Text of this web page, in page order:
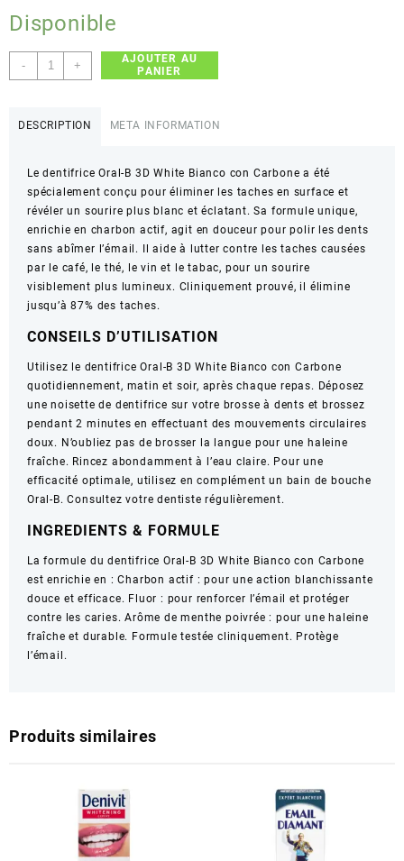
Disponible
-
quantité
de
White
Bianco
con
Carbone
–
Élimine
les
taches
+
AJOUTER AU
PANIER
DESCRIPTION META INFORMATION
Le dentifrice Oral-B 3D White Bianco con Carbone a été
spécialement conçu pour éliminer les taches en surface et
révéler un sourire plus blanc et éclatant. Sa formule unique,
enrichie en charbon actif, agit en douceur pour polir les dents
sans abîmer l’émail. Il aide à lutter contre les taches causées
par le café, le thé, le vin et le tabac, pour un sourire
visiblement plus lumineux. Cliniquement prouvé, il élimine
jusqu’à 87% des taches.
CONSEILS D’UTILISATION
Utilisez le dentifrice Oral-B 3D White Bianco con Carbone
quotidiennement, matin et soir, après chaque repas. Déposez
une noisette de dentifrice sur votre brosse à dents et brossez
pendant 2 minutes en effectuant des mouvements circulaires
doux. N’oubliez pas de brosser la langue pour une haleine
fraîche. Rincez abondamment à l’eau claire. Pour une
efficacité optimale, utilisez en complément un bain de bouche
Oral-B. Consultez votre dentiste régulièrement.
INGREDIENTS & FORMULE
La formule du dentifrice Oral-B 3D White Bianco con Carbone
est enrichie en : Charbon actif : pour une action blanchissante
douce et efficace. Fluor : pour renforcer l’émail et protéger
contre les caries. Arôme de menthe poivrée : pour une haleine
fraîche et durable. Formule testée cliniquement. Protège
l’émail.
Produits similaires